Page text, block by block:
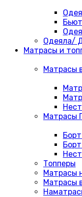
Одеяла/
Матрасы и
Матрасы
Матрасы
Топперы
Матрасы
Матрасы